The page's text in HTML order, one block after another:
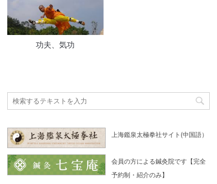
功夫、気功
上海鑑泉太極拳社サイト(中国語）
会員の方による鍼灸院です【完全
予約制・紹介のみ】